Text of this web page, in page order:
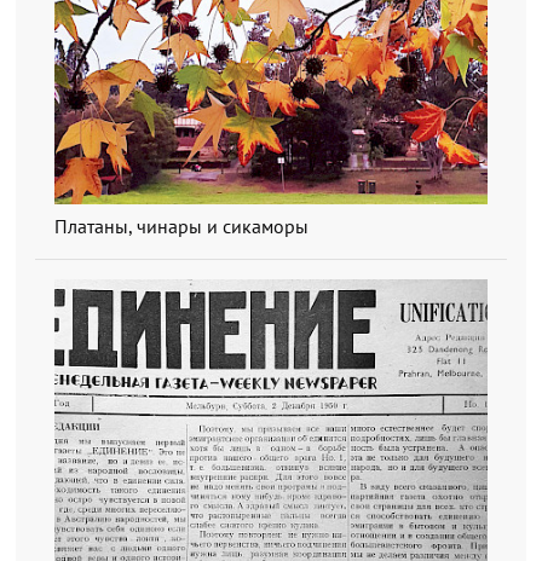
Платаны, чинары и сикаморы